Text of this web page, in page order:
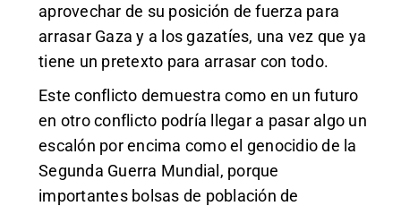
aprovechar de su posición de fuerza para
arrasar Gaza y a los gazatíes, una vez que ya
tiene un pretexto para arrasar con todo.
Este conflicto demuestra como en un futuro
en otro conflicto podría llegar a pasar algo un
escalón por encima como el genocidio de la
Segunda Guerra Mundial, porque
importantes bolsas de población de